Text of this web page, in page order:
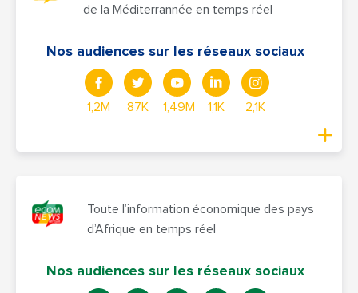
de la Méditerrannée en temps réel
Nos audiences sur les réseaux sociaux
1,2M 87K 1,49M 1,1K 2,1K
Toute l’information économique des pays
d’Afrique en temps réel
Nos audiences sur les réseaux sociaux